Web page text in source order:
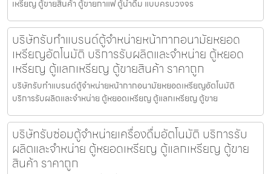
เหรียญ ตู้ขายสินค้า ตู้ขายกาแฟ ตู้น้ำดื่ม แบบครบวงจร
บริษัทรับทำแบรนด์ตู้จำหน่ายหน้ากากอนามัยหยอด
เหรียญ​​​อัตโนมัติ บริการรับผลิตและจำหน่าย ตู้หยอด
เหรียญ ตู้แลกเหรียญ ตู้ขายสินค้า ราคาถูก
บริษัทรับทำแบรนด์ตู้จำหน่ายหน้ากากอนามัยหยอดเหรียญ​​​อัตโนมัติ
บริการรับผลิตและจำหน่าย ตู้หยอดเหรียญ ตู้แลกเหรียญ ตู้ขาย
บริษัทรับซ่อมตู้จำหน่ายเครื่องดื่ม​อัตโนมัติ บริการรับ
ผลิตและจำหน่าย ตู้หยอดเหรียญ ตู้แลกเหรียญ ตู้ขาย
สินค้า ราคาถูก